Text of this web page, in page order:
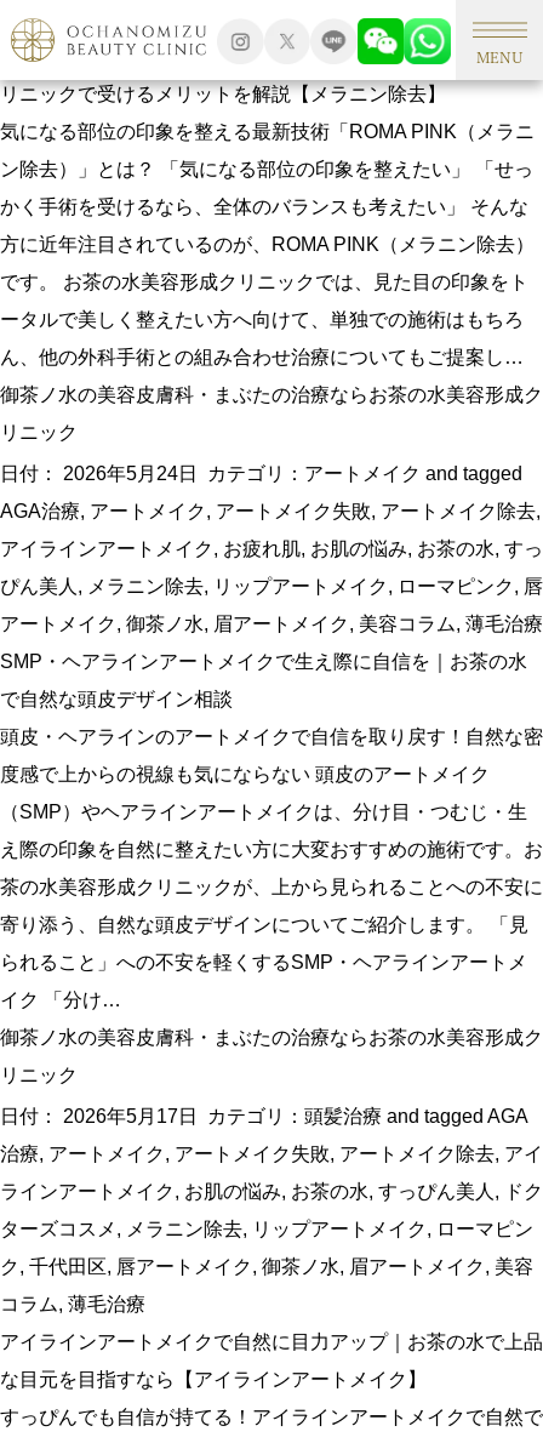
MENU
タグアーカイブ: メラニン除去
ROMA PINKは手術と組み合わせできる？お茶の水美容形成ク
リニックで受けるメリットを解説【メラニン除去】
気になる部位の印象を整える最新技術「ROMA PINK（メラニ
ン除去）」とは？ 「気になる部位の印象を整えたい」 「せっ
かく手術を受けるなら、全体のバランスも考えたい」 そんな
方に近年注目されているのが、ROMA PINK（メラニン除去）
です。 お茶の水美容形成クリニックでは、見た目の印象をト
ータルで美しく整えたい方へ向けて、単独での施術はもちろ
ん、他の外科手術との組み合わせ治療についてもご提案し…
御茶ノ水の美容皮膚科・まぶたの治療ならお茶の水美容形成ク
リニック
日付： 2026年5月24日 カテゴリ： アートメイク and tagged
AGA治療, アートメイク, アートメイク失敗, アートメイク除去,
アイラインアートメイク, お疲れ肌, お肌の悩み, お茶の水, すっ
ぴん美人 , メラニン除去, リップアートメイク, ローマピンク, 唇
アートメイク, 御茶ノ水, 眉アートメイク, 美容コラム, 薄毛治療
SMP・ヘアラインアートメイクで生え際に自信を｜お茶の水
で自然な頭皮デザイン相談
頭皮・ヘアラインのアートメイクで自信を取り戻す！自然な密
度感で上からの視線も気にならない 頭皮のアートメイク
（SMP）やヘアラインアートメイクは、分け目・つむじ・生
え際の印象を自然に整えたい方に大変おすすめの施術です。お
茶の水美容形成クリニックが、上から見られることへの不安に
寄り添う、自然な頭皮デザインについてご紹介します。 「見
られること」への不安を軽くするSMP・ヘアラインアートメ
イク 「分け…
御茶ノ水の美容皮膚科・まぶたの治療ならお茶の水美容形成ク
リニック
日付： 2026年5月17日 カテゴリ： 頭髪治療 and tagged AGA
治療, アートメイク, アートメイク失敗, アートメイク除去, アイ
ラインアートメイク, お肌の悩み, お茶の水, すっぴん美人 , ドク
ターズコスメ , メラニン除去, リップアートメイク, ローマピン
ク, 千代田区, 唇アートメイク, 御茶ノ水, 眉アートメイク, 美容
コラム, 薄毛治療
アイラインアートメイクで自然に目力アップ｜お茶の水で上品
な目元を目指すなら【アイラインアートメイク】
すっぴんでも自信が持てる！アイラインアートメイクで自然で